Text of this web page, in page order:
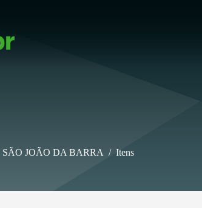
SÃO JOÃO DA BARRA / Itens